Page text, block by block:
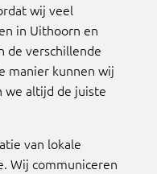
wij veel
in Uithoorn en
de verschillende
manier kunnen wij
we altijd de juiste
van lokale
Wij communiceren